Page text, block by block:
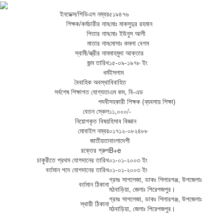
ইনডেক্স/পিডিএস নম্বর৫১৯৪৭৬
শিক্ষক/কর্মচারীর নামমোঃ মাকসুদুর রহমান
পিতার নামমোঃ ইউনুস আলী
মাতার নামমোসাঃ কমলা বেগম
স্বামী/স্ত্রীর নামমাহমুদা আক্তার
জন্ম তারিখ১৫-০৯-১৯৭৮ ইং
ধর্মইসলাম
বৈবাহিক অবস্থাবিবাহিত
সর্বশেষ শিক্ষাগত যোগ্যতাএম কম, বি-এড
পদবীসহকারী শিক্ষক (ব্যবসায় শিক্ষা)
বেতন স্কেল১১,০০০/-
নিয়োগকৃত বিষয়হিসাব বিজ্ঞান
মোবাইল নম্বর০১৭১২-০৮২৪৮৮
জাতীয়তাবাংলাদেশী
রক্তের গ্রুপB+e
চাকুরীতে প্রথম যোগদানের তারিখ০১-০১-২০০৩ ইং
বর্তমান পদে যোগদানের তারিখ০১-০১-২০০৩ ইং
বর্তমান ঠিকানাগ্রমঃ সাপলেজা, ডাকঃ শিলারগঞ্জ, উপজেলাঃ
মঠবাড়িয়া, জেলাঃ পিরেপজপুর।
স্থায়ী ঠিকানাগ্রমঃ সাপলেজা, ডাকঃ শিলারগঞ্জ, উপজেলাঃ
মঠবাড়িয়া, জেলাঃ পিরেপজপুর।